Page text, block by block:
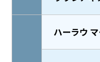
ハーラウ